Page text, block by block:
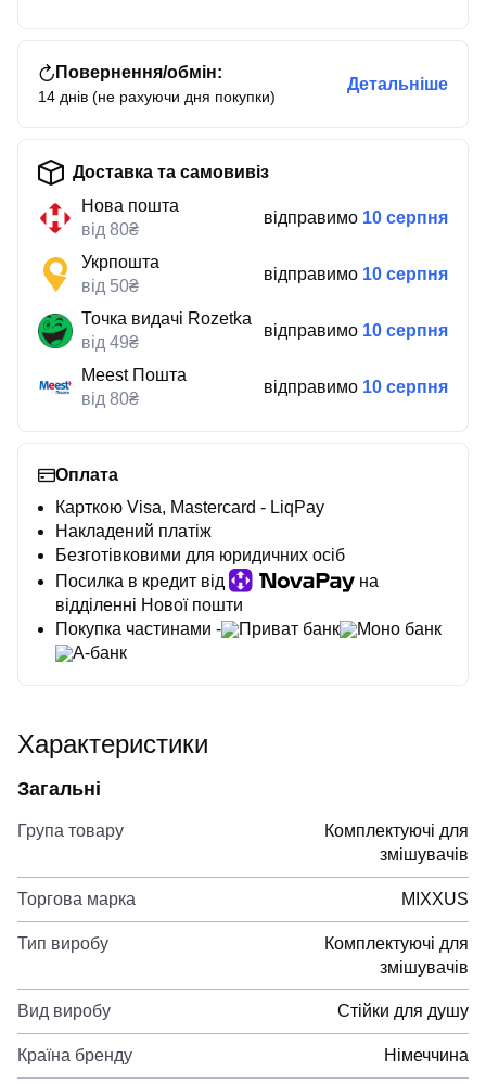
Повернення/обмін:
14 днів (не рахуючи дня покупки)
Детальніше
Доставка та самовивіз
Нова пошта
від 80₴
відправимо 10 серпня
Укрпошта
від 50₴
відправимо 10 серпня
Точка видачі Rozetka
від 49₴
відправимо 10 серпня
Meest Пошта
від 80₴
відправимо 10 серпня
Оплата
Карткою Visa, Mastercard - LiqPay
Накладений платіж
Безготівковими для юридичних осіб
Посилка в кредит від
на
відділенні Нової пошти
Покупка частинами -
Приват банк
Моно банк
А-банк
Характеристики
Загальні
Група товару
Комплектуючі для
змішувачів
Торгова марка MIXXUS
Тип виробу
Комплектуючі для
змішувачів
Вид виробу Стійки для душу
Країна бренду Німеччина